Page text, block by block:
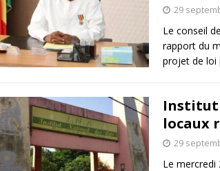
29
Le conseil
rapport du
projet de loi
Institut
locaux
29
Le mercredi